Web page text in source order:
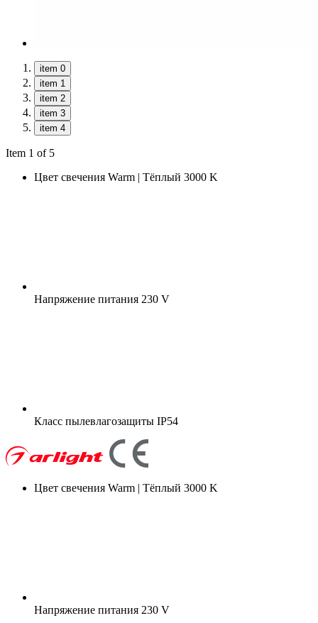
item 0
item 1
item 2
item 3
item 4
Item 1 of 5
Цвет свечения Warm | Тёплый 3000 K
Напряжение питания 230 V
Класс пылевлагозащиты IP54
Цвет свечения Warm | Тёплый 3000 K
Напряжение питания 230 V